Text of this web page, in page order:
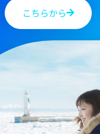
こちらから